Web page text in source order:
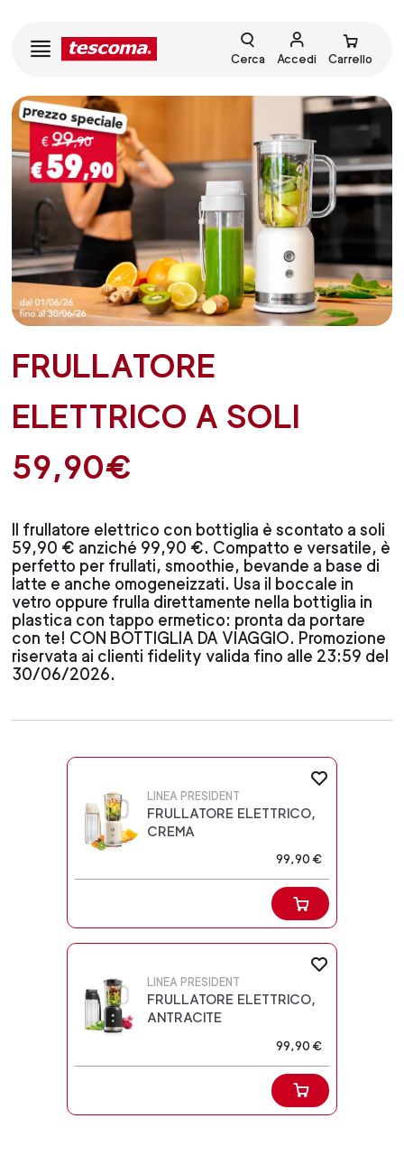
Cerca Accedi Carrello
FRULLATORE
ELETTRICO A SOLI
59,90€
Il frullatore elettrico con bottiglia è scontato a soli
59,90 € anziché 99,90 €. Compatto e versatile, è
perfetto per frullati, smoothie, bevande a base di
latte e anche omogeneizzati. Usa il boccale in
vetro oppure frulla direttamente nella bottiglia in
plastica con tappo ermetico: pronta da portare
con te! CON BOTTIGLIA DA VIAGGIO. Promozione
riservata ai clienti fidelity valida fino alle 23:59 del
30/06/2026.
LINEA PRESIDENT
FRULLATORE ELETTRICO,
CREMA
99,90 €
LINEA PRESIDENT
FRULLATORE ELETTRICO,
ANTRACITE
99,90 €